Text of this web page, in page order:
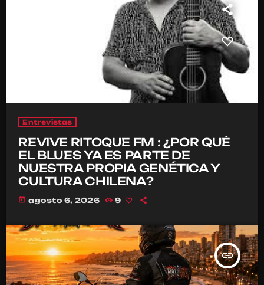
Entrevistas
REVIVE RITOQUE FM : ¿POR QUÉ
EL BLUES YA ES PARTE DE
NUESTRA PROPIA GENÉTICA Y
CULTURA CHILENA?
today agosto 6, 2026 9
insert_link